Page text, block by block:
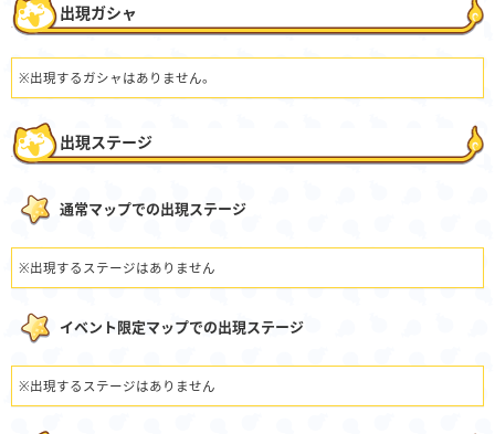
出現ガシャ
※出現するガシャはありません。
出現ステージ
通常マップでの出現ステージ
※出現するステージはありません
イベント限定マップでの出現ステージ
※出現するステージはありません